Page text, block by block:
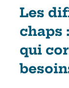
Les
chaps
qui